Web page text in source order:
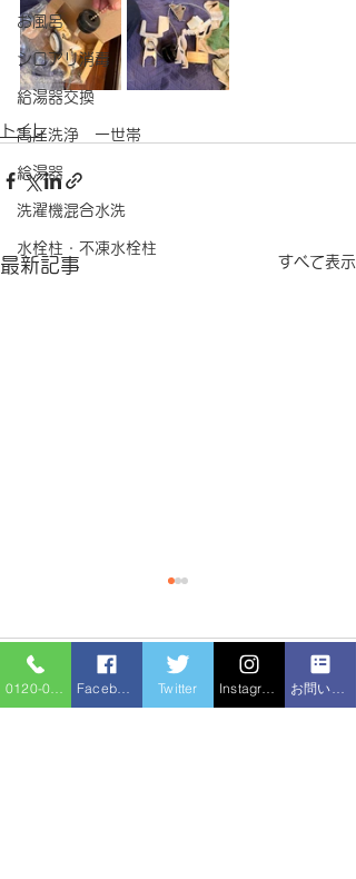
お風呂
シロアリ消毒
給湯器交換
高圧洗浄 一世帯
給湯器
洗濯機混合水洗
水栓柱・不凍水栓柱
トイレ
最新記事 すべて表示
コメント
Twitter